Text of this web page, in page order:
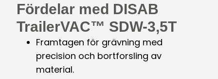
Fördelar med DISAB
TrailerVAC™ SDW-3,5T
Framtagen för grävning med
precision och bortforsling av
material.